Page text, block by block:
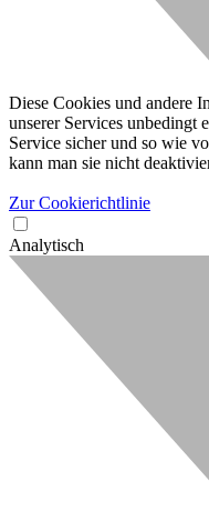
Diese Cookies und andere
unserer Services unbedingt
Service sicher und so wie
kann man sie nicht
Zur Cookierichtlinie
Analytisch